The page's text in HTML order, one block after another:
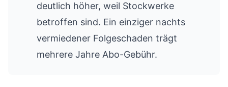
deutlich höher, weil Stockwerke
betroffen sind. Ein einziger nachts
vermiedener Folgeschaden trägt
mehrere Jahre Abo-Gebühr.